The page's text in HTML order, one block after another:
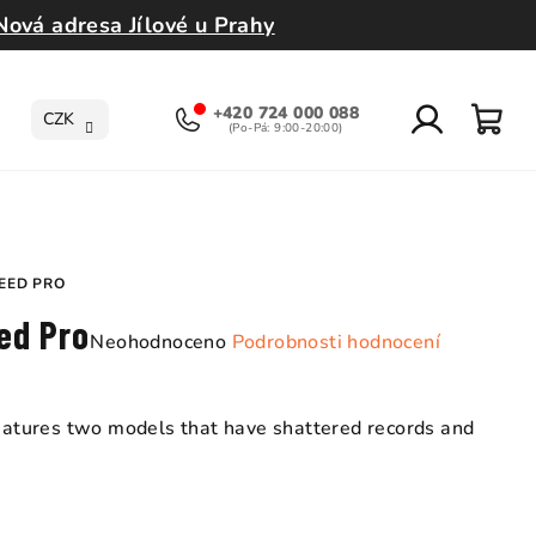
adresa Jílové u Prahy
CZK +420 724 000 088
PRO
ProPrůměrné
je
Neohodnoceno Podrobnosti hodnocení
two models that have shattered records and